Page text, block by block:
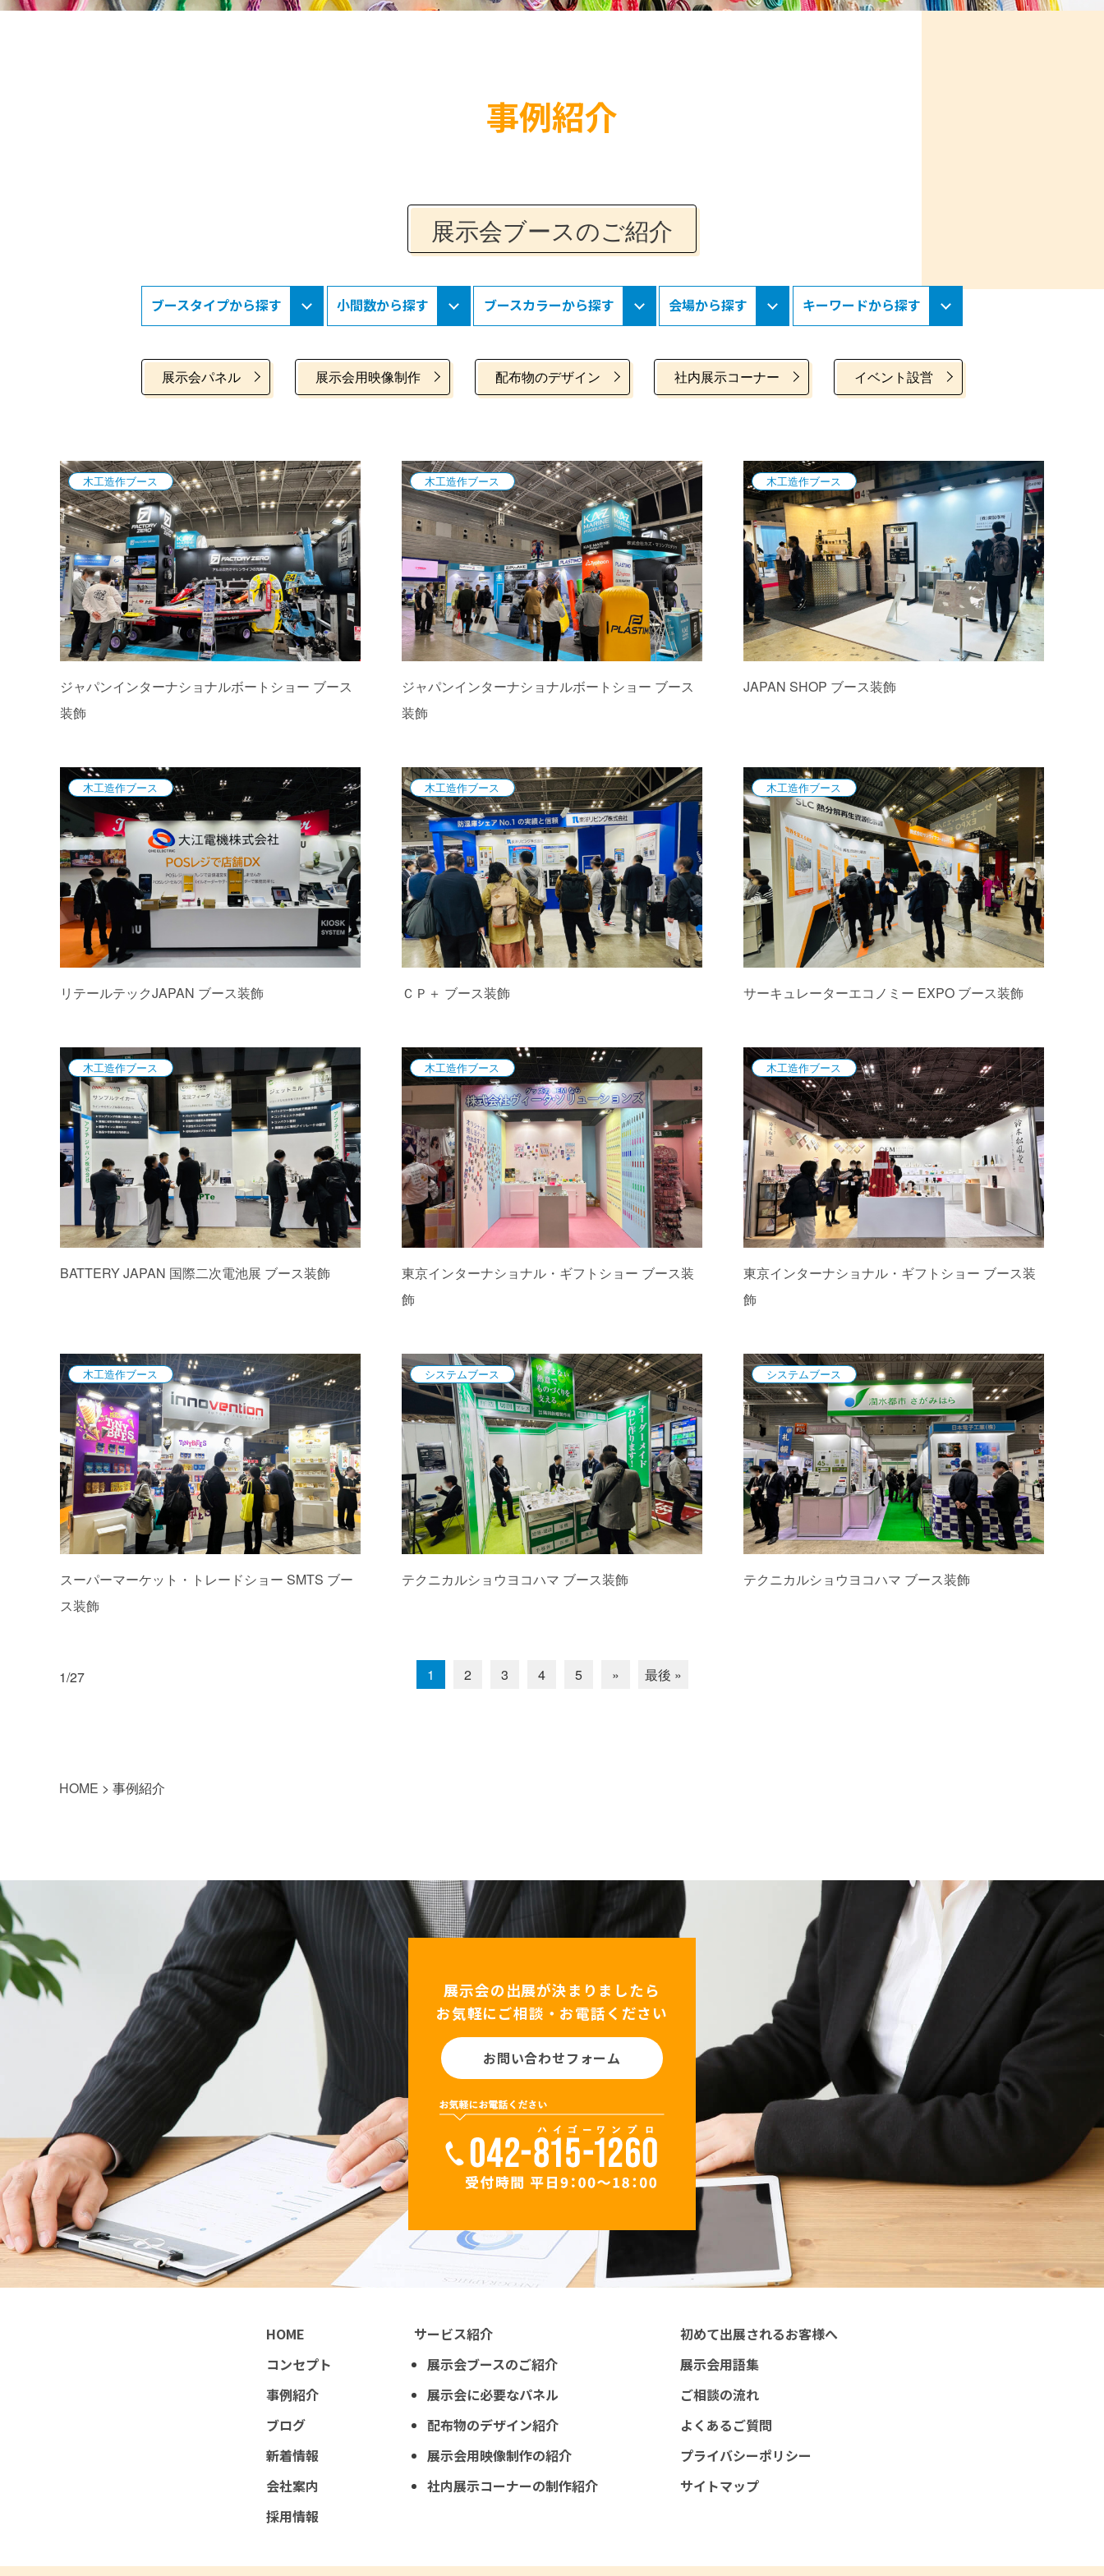
事例紹介
展示会ブースのご紹介
ブースタイプから探す 小間数から探す ブースカラーから探す 会場から探す キーワードから探す
展示会パネル 展示会用映像制作 配布物のデザイン 社内展示コーナー イベント設営
木工造作ブース
ジャパンインターナショナルボートショー ブース
装飾
木工造作ブース
ジャパンインターナショナルボートショー ブース
装飾
木工造作ブース
JAPAN SHOP ブース装飾
木工造作ブース
リテールテックJAPAN ブース装飾
木工造作ブース
ＣＰ＋ ブース装飾
木工造作ブース
サーキュレーターエコノミー EXPO ブース装飾
木工造作ブース
BATTERY JAPAN 国際二次電池展 ブース装飾
木工造作ブース
東京インターナショナル・ギフトショー ブース装
飾
木工造作ブース
東京インターナショナル・ギフトショー ブース装
飾
木工造作ブース
スーパーマーケット・トレードショー SMTS ブー
ス装飾
システムブース
テクニカルショウヨコハマ ブース装飾
システムブース
テクニカルショウヨコハマ ブース装飾
1/27 1 2 3 4 5 » 最後 »
HOME > 事例紹介
展示会の出展が決まりましたら
お気軽にご相談・お電話ください
お問い合わせフォーム
HOME
コンセプト
事例紹介
ブログ
新着情報
会社案内
採用情報
サービス紹介
展示会ブースのご紹介
展示会に必要なパネル
配布物のデザイン紹介
展示会用映像制作の紹介
社内展示コーナーの制作紹介
初めて出展されるお客様へ
展示会用語集
ご相談の流れ
よくあるご質問
プライバシーポリシー
サイトマップ